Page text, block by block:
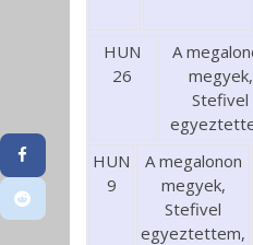
HUN
26
A
megyek,
Stefivel
HUN
9
A megalonon
megyek,
Stefivel
egyeztettem,